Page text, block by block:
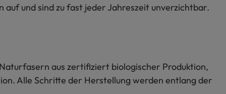
und sind zu fast jeder Jahreszeit unverzichtbar.
aus zertifiziert biologischer Produktion,
Alle Schritte der Herstellung werden entlang der